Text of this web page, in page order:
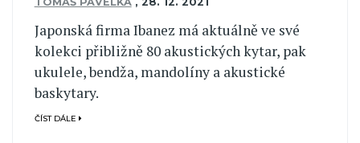
Japonská firma Ibanez má aktuálně ve své
kolekci přibližně 80 akustických kytar, pak
ukulele, bendža, mandolíny a akustické
baskytary.
ČÍST DÁLE